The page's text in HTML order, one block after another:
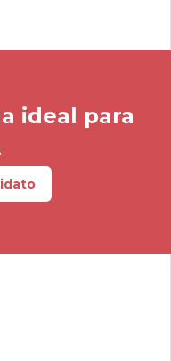
ideal para